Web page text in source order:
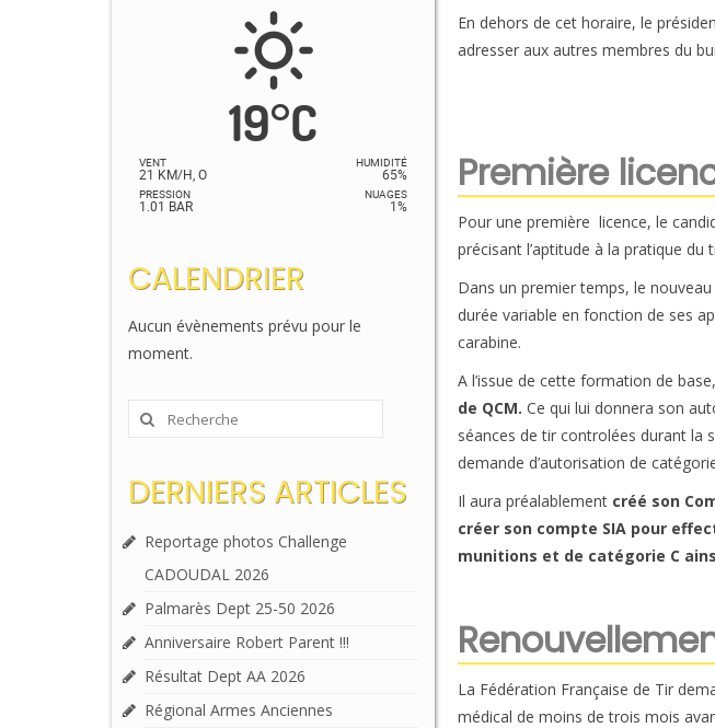
En dehors de cet horaire, le
adresser aux autres membres du
Première
Pour une première licence, le
précisant l’aptitude à la pratique
Dans un premier temps, le
durée variable en fonction de ses
carabine.
A l’issue de cette formation de
de QCM. Ce qui lui donnera son
séances de tir controlées durant la
demande d’autorisation de
Il aura préalablement créé son
créer son compte SIA pour
munitions et de catégorie C
La Fédération Française de Tir
médical de moins de trois mois
19°C
VENT
21 KM/H, O
PRESSION
1.01 BAR
HUMIDITÉ
65%
NUAGES
1%
CALENDRIER
Aucun évènements prévu pour le
moment.
Rechercher
:
DERNIERS ARTICLES
Reportage photos Challenge
CADOUDAL 2026
Palmarès Dept 25-50 2026
Anniversaire Robert Parent !!!
Résultat Dept AA 2026
Régional Armes Anciennes